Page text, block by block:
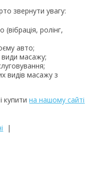
звернути увагу:
ролінг,
авто;
види масажу;
видів масажу з
купитина нашому сайті
|